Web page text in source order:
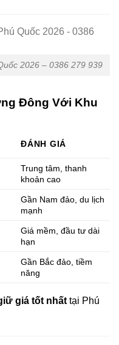
2026 – 0386 279 939
Đông Với Khu
ĐÁNH GIÁ
Trung tâm, thanh
khoản cao
Gần Nam đảo, du lịch
mạnh
Giá mềm, đầu tư dài
hạn
Gần Bắc đảo, tiềm
năng
giá tốt nhất tại Phú